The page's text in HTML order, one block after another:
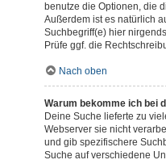
benutze die Optionen, die
Außerdem ist es natürlich
Suchbegriff(e) hier
Prüfe ggf. die
Nach oben
Warum bekomme ich bei
Deine Suche lieferte zu
Webserver sie nicht
und gib spezifischere
Suche auf verschiedene